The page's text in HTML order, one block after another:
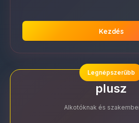
Kezdés
Legnépszerűbb
plusz
Alkotóknak és